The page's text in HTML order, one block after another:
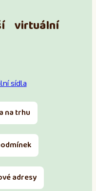
virtuální
sídla
na trhu
adresy